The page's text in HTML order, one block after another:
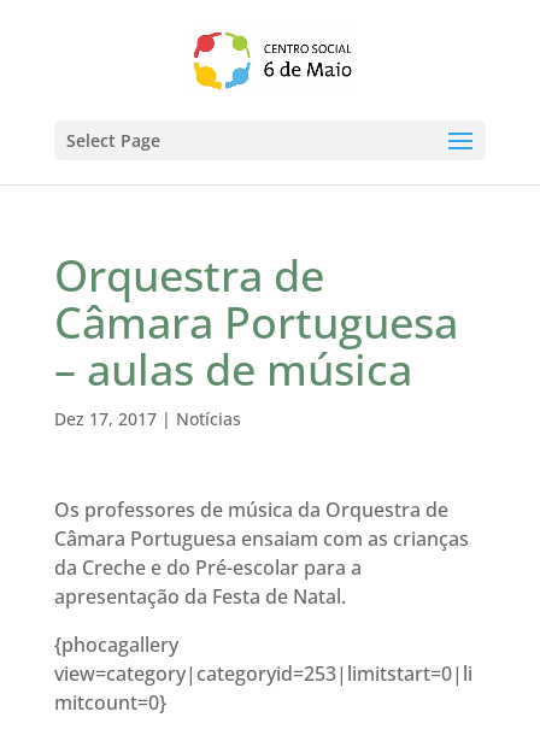
Select Page
Orquestra de
Câmara Portuguesa
– aulas de música
Dez 17, 2017| Notícias
Os professores de música da Orquestra de
Câmara Portuguesa ensaiam com as crianças
da Creche e do Pré-escolar para a
apresentação da Festa de Natal.
{phocagallery
view=category|categoryid=253|limitstart=0|li
mitcount=0}